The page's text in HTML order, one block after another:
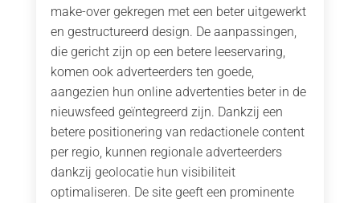
make-over gekregen met een beter uitgewerkt
en gestructureerd design. De aanpassingen,
die gericht zijn op een betere leeservaring,
komen ook adverteerders ten goede,
aangezien hun online advertenties beter in de
nieuwsfeed geïntegreerd zijn. Dankzij een
betere positionering van redactionele content
per regio, kunnen regionale adverteerders
dankzij geolocatie hun visibiliteit
optimaliseren. De site geeft een prominente